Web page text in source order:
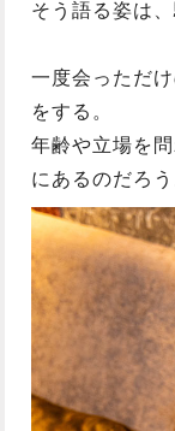
そう語る姿は
一度会っただ
をする。
年齢や立場を
にあるのだろう